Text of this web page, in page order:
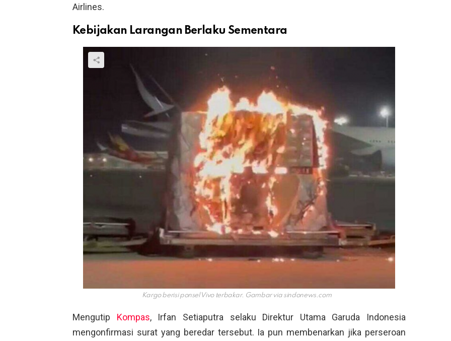
Airlines.
Kebijakan Larangan Berlaku Sementara
Kargo berisi ponsel Vivo terbakar. Gambar viasindonews.com
Mengutip Kompas, Irfan Setiaputra selaku Direktur Utama Garuda Indonesia
mengonfirmasi surat yang beredar tersebut. Ia pun membenarkan jika perseroan